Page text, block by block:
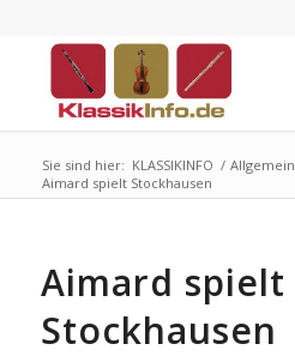
Sie sind hier: KLASSIKINFO / Allgemein
Aimard spielt Stockhausen
Aimard spielt
Stockhausen